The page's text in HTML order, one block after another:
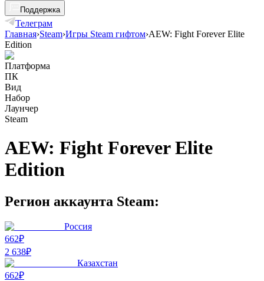
Поддержка
Телеграм
Главная›Steam›Игры Steam гифтом›AEW: Fight Forever Elite
Edition
Платформа
ПК
Вид
Набор
Лаунчер
Steam
AEW: Fight Forever Elite
Edition
Регион аккаунта Steam:
Россия
662₽
2 638₽
Казахстан
662₽